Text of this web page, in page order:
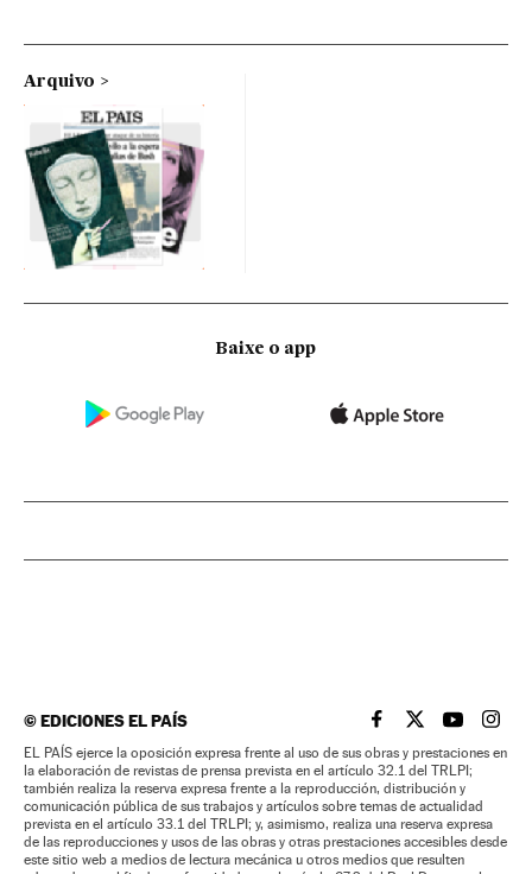
Arquivo
Baixe o app
©EDICIONES EL PAÍS EL PAÍS BRASIL EN
EL PAÍSEL PAÍS
EL
EL PAÍS ejerce la oposición expresa frente al uso de sus obras y prestaciones en
la elaboración de revistas de prensa prevista en el artículo 32.1 del TRLPI;
también realiza la reserva expresa frente a la reproducción, distribución y
comunicación pública de sus trabajos y artículos sobre temas de actualidad
prevista en el artículo 33.1 del TRLPI; y, asimismo, realiza una reserva expresa
de las reproducciones y usos de las obras y otras prestaciones accesibles desde
este sitio web a medios de lectura mecánica u otros medios que resulten